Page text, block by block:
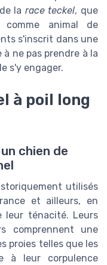
la race teckel, que
animal de
s'inscrit dans une
ne pas prendre à la
s'y engager.
à poil long
chien de
utilisés
et ailleurs, en
leur ténacité. Leurs
comprennent une
proies telles que les
à leur corpulence